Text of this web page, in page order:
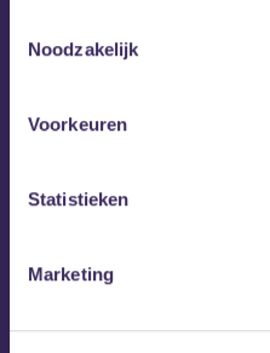
Noodzakelijk
Voorkeuren
Statistieken
Marketing